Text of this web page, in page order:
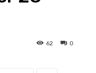
0
62